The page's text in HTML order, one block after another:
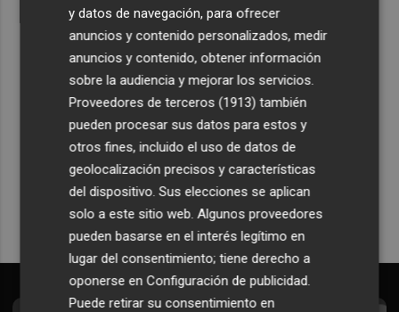
Recibe toda la actualidad de
Plaza Podcast en tu correo
Quiero suscribirme
y datos de navegación, para ofrecer
anuncios y contenido personalizados, medir
anuncios y contenido, obtener información
sobre la audiencia y mejorar los servicios.
Proveedores de terceros (1913) también
pueden procesar sus datos para estos y
otros fines, incluido el uso de datos de
geolocalización precisos y características
del dispositivo. Sus elecciones se aplican
solo a este sitio web. Algunos proveedores
pueden basarse en el interés legítimo en
lugar del consentimiento; tiene derecho a
oponerse enConfiguración de publicidad.
Puede retirar su consentimiento en